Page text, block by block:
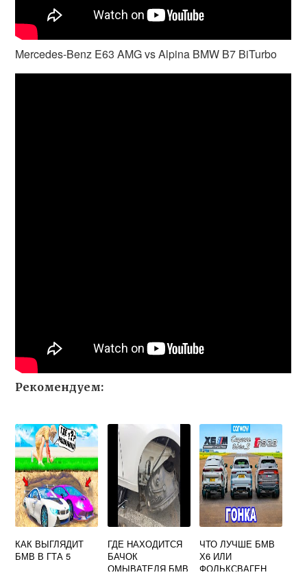
Mercedes-Benz E63 AMG vs Alpina BMW B7 BiTurbo
Рекомендуем:
КАК ВЫГЛЯДИТ
БМВ В ГТА 5
ГДЕ НАХОДИТСЯ
БАЧОК
ОМЫВАТЕЛЯ БМВ
ЧТО ЛУЧШЕ БМВ
Х6 ИЛИ
ФОЛЬКСВАГЕН